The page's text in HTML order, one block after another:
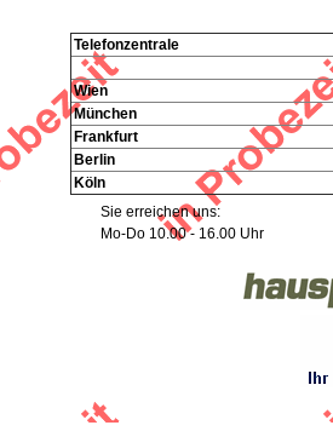
Telefonzentrale
Wien
München
Frankfurt
Berlin
Köln
Sie erreichen uns:
Mo-Do 10.00 - 16.00 Uhr